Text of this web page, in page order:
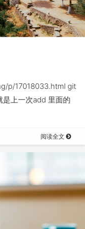
p/17018033.html git
上一次add 里面的
阅读全文